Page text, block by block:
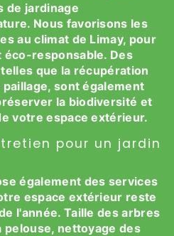
de jardinage
Nous favorisons les
au climat de Limay, pour
éco-responsable. Des
que la récupération
sont également
la biodiversité et
votre espace extérieur.
pour un jardin
également des services
espace extérieur reste
l'année. Taille des arbres
nettoyage des